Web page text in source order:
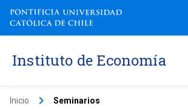
Instituto de Economía
Inicio keyboard_arrow_right Seminarios